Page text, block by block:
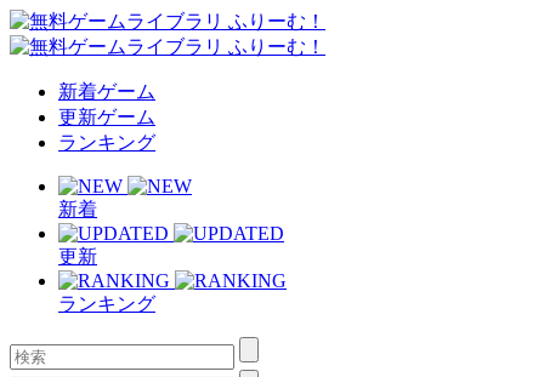
新着ゲーム
更新ゲーム
ランキング
新着
更新
ランキング